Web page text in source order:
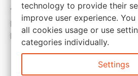
Termeni si conditii
Politica de confidentialitate
Politica de cookie
technology to provide their
improve user experience.
all cookies usage or use
categories individually.
Settings